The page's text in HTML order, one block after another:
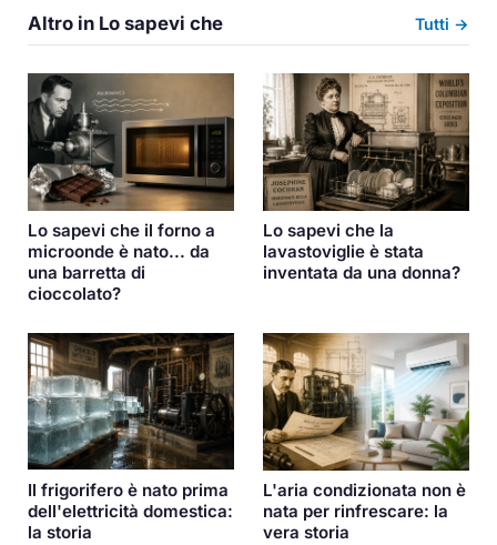
Altro in Lo sapevi che Tutti →
Lo sapevi che il forno a
microonde è nato... da
una barretta di
cioccolato?
Lo sapevi che la
lavastoviglie è stata
inventata da una donna?
Il frigorifero è nato prima
dell'elettricità domestica:
la storia
L'aria condizionata non è
nata per rinfrescare: la
vera storia